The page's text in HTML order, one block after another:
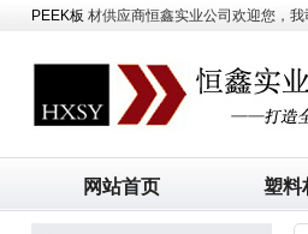
PEEK板 材供应商恒鑫实业公司欢迎您，
网站首页 塑料